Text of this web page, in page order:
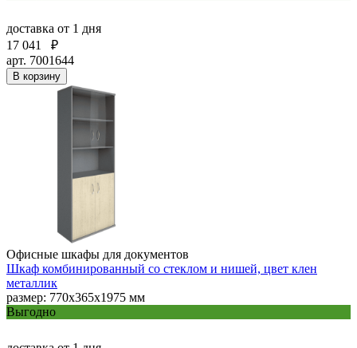
доставка от 1 дня
17 041
₽
арт. 7001644
В корзину
Офисные шкафы для документов
Шкаф комбинированный со стеклом и нишей, цвет клен
металлик
размер: 770х365х1975 мм
Выгодно